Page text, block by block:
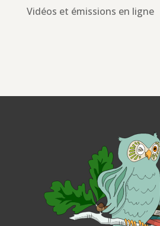
Vidéos et émissions en ligne